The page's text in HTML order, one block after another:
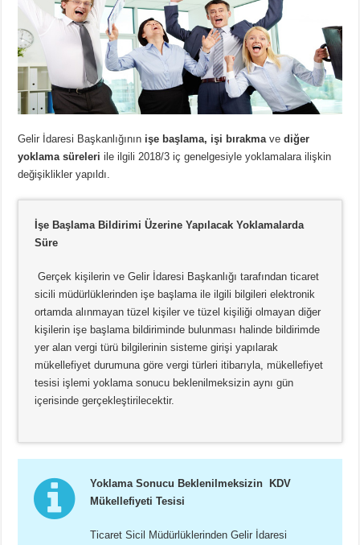
Gelir İdaresi Başkanlığının işe başlama, işi bırakma vediğer
yoklama süreleri ile ilgili 2018/3 iç genelgesiyle yoklamalara ilişkin
değişiklikler yapıldı.
İşe Başlama Bildirimi Üzerine Yapılacak Yoklamalarda
Süre
Gerçek kişilerin ve Gelir İdaresi Başkanlığı tarafından ticaret
sicili müdürlüklerinden işe başlama ile ilgili bilgileri elektronik
ortamda alınmayan tüzel kişiler ve tüzel kişiliği olmayan diğer
kişilerin işe başlama bildiriminde bulunması halinde bildirimde
yer alan vergi türü bilgilerinin sisteme girişi yapılarak
mükellefiyet durumuna göre vergi türleri itibarıyla, mükellefiyet
tesisi işlemi yoklama sonucu beklenilmeksizin aynı gün
içerisinde gerçekleştirilecektir.
Yoklama Sonucu Beklenilmeksizin KDV
Mükellefiyeti Tesisi
Ticaret Sicil Müdürlüklerinden Gelir İdaresi